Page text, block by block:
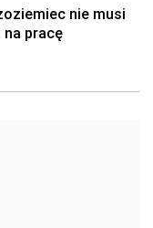
nie musi
pracę